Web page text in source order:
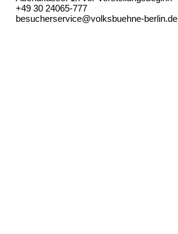
+49 30 24065-777
besucherservice@volksbuehne-berlin.de